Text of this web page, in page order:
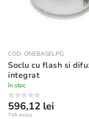
COD: ONEBASELPG
Soclu cu flash si
integrat
în stoc
596,12 lei
TVA inclus